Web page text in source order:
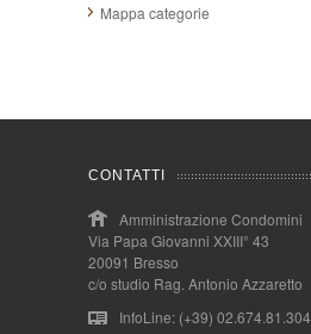
Mappa categorie
CONTATTI
Amministrazione Condomini
Via Papa Giovanni XXIII° 43
20091 Bresso
c/o studio Rag. Antonio Azzaretto
InfoLine: (+39) 02.674.81.304